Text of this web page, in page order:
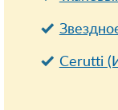
Cerutti